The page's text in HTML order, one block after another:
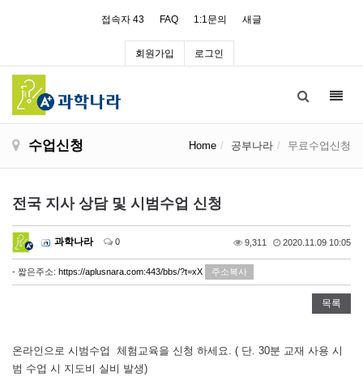
접속자 43 FAQ 1:1문의 새글
회원가입 로그인
수업신청 Home 공부나라 무료수업신청
전국 지사 상담 및 시범수업 신청
과학나라 0 9,311 2020.11.09 10:05
- 짧은주소: https://aplusnara.com:443/bbs/?t=xX 주소복사
목록
온라인으로 시범수업 체험교육을 신청 하세요. ( 단. 30분 교재 사용 시
범 수업 시 지도비 실비 발생)